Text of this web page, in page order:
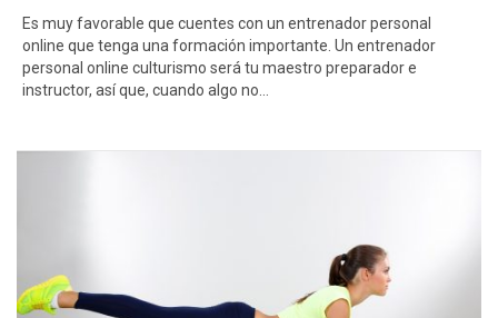
Es muy favorable que cuentes con un entrenador personal
online que tenga una formación importante. Un entrenador
personal online culturismo será tu maestro preparador e
instructor, así que, cuando algo no…